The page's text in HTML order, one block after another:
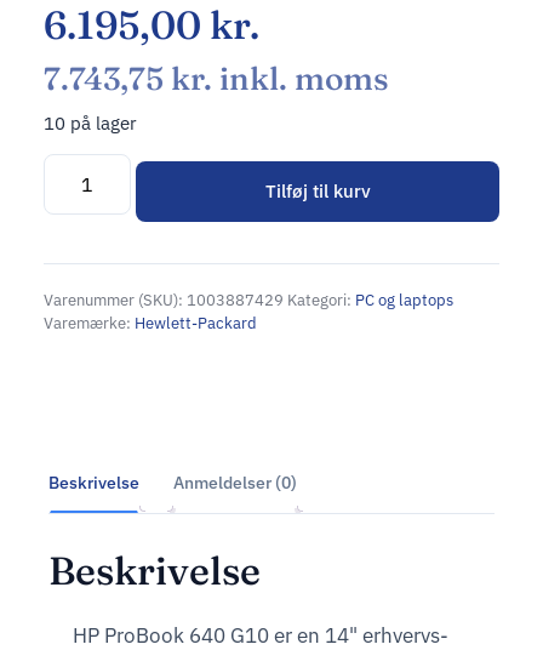
6.195,00 kr.
7.743,75 kr. inkl. moms
10 på lager
Tilføj til kurv
Alternative:
Varenummer (SKU): 1003887429 Kategori: PC og laptops
Varemærke: Hewlett-Packard
Beskrivelse Anmeldelser (0)
Beskrivelse
HP ProBook 640 G10 er en 14" erhvervs-